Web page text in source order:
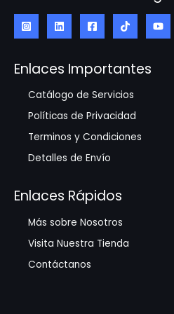
Enlaces Importantes
Catálogo de Servicios
Políticas de Privacidad
Terminos y Condiciones
Detalles de Envío
Enlaces Rápidos
Más sobre Nosotros
Visita Nuestra Tienda
Contáctanos